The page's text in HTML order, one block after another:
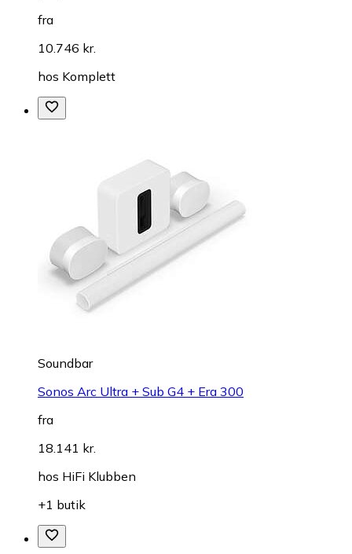
fra
10.746 kr.
hos Komplett
Soundbar
Sonos Arc Ultra + Sub G4 + Era 300
fra
18.141 kr.
hos HiFi Klubben
+1 butik